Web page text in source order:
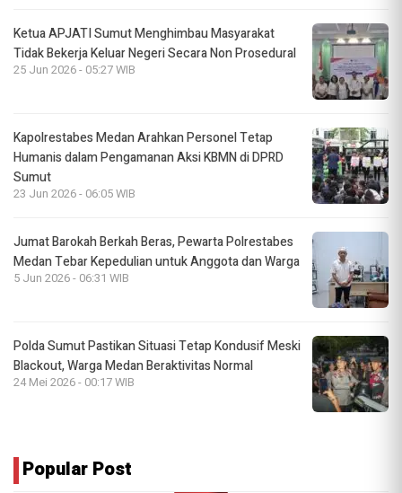
Ketua APJATI Sumut Menghimbau Masyarakat
Tidak Bekerja Keluar Negeri Secara Non Prosedural
25 Jun 2026 - 05:27 WIB
Kapolrestabes Medan Arahkan Personel Tetap
Humanis dalam Pengamanan Aksi KBMN di DPRD
Sumut
23 Jun 2026 - 06:05 WIB
Jumat Barokah Berkah Beras, Pewarta Polrestabes
Medan Tebar Kepedulian untuk Anggota dan Warga
5 Jun 2026 - 06:31 WIB
Polda Sumut Pastikan Situasi Tetap Kondusif Meski
Blackout, Warga Medan Beraktivitas Normal
24 Mei 2026 - 00:17 WIB
Popular Post